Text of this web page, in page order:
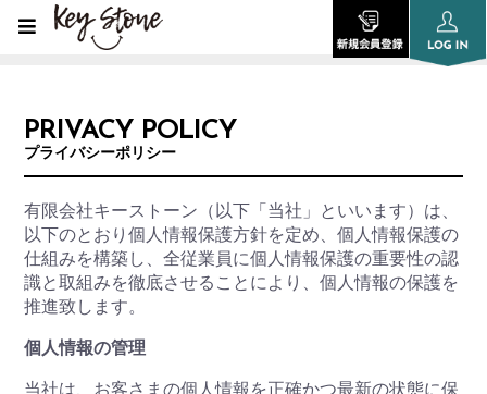
PRIVACY POLICY
プライバシーポリシー
有限会社キーストーン（以下「当社」といいます）は、
以下のとおり個人情報保護方針を定め、個人情報保護の
仕組みを構築し、全従業員に個人情報保護の重要性の認
識と取組みを徹底させることにより、個人情報の保護を
推進致します。
個人情報の管理
当社は、お客さまの個人情報を正確かつ最新の状態に保